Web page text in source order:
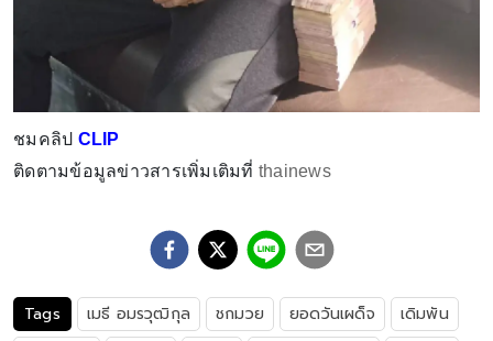
ชมคลิป CLIP
ติดตามข้อมูลข่าวสารเพิ่มเติมที่ thainews
Tags เมธี อมรวุฒิกุล ชกมวย ยอดวันเผด็จ
เดิมพัน